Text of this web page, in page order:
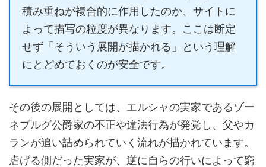
積み重ねが複合的に作用したのか、サイトに
よって描写の粒度が異なります。ここは断定
せず「そういう展開が描かれる」という理解
にとどめておくのが安全です。
その後の展開としては、エルシャの実家であるゾー
ネブルグ公爵家の不正や違法行為が発覚し、父やカ
ランが追い詰められていく流れが描かれています。
虐げる側だった実家が、逆に自らの行いによって窮